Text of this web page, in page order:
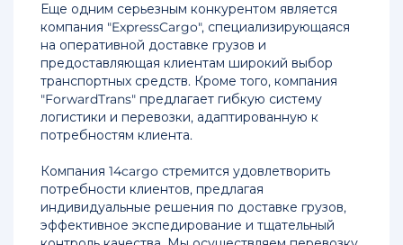
Авиаперевозки
грузов
из
Китая
в
Москву
Перевозка
контейнеров
из
Китая
в
Еще одним серьезным конкурентом является
компания "ExpressCargo", специализирующаяся
на оперативной доставке грузов и
предоставляющая клиентам широкий выбор
транспортных средств. Кроме того, компания
"ForwardTrans" предлагает гибкую систему
логистики и перевозки, адаптированную к
потребностям клиента.
Компания 14cargo стремится удовлетворить
потребности клиентов, предлагая
индивидуальные решения по доставке грузов,
эффективное экспедирование и тщательный